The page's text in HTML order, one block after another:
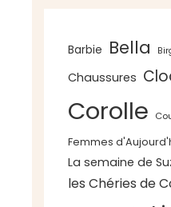
Barbie Bella
Chaussures
Corolle
Femmes
La semaine de
les Chéries de